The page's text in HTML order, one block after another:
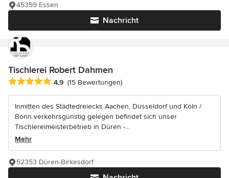
Nachricht
45359 Essen
Tischlerei Robert Dahmen
Durchschnittliche Bewertung: 4.9 von 5 Sternen
4,9 (15 Bewertungen)
Inmitten des Städtedreiecks Aachen, Düsseldorf und Köln /
Bonn verkehrsgünstig gelegen befindet sich unser
Tischlereimeisterbetrieb in Düren -...
Mehr
52353 Düren-Birkesdorf